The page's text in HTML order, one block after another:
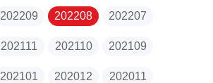
202209 202208 202207
202111 202110 202109
202101 202012 202011